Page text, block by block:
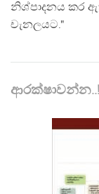
නිශ්පාදනය කර
චැනලයට."
ආරක්ෂාවන්න..!